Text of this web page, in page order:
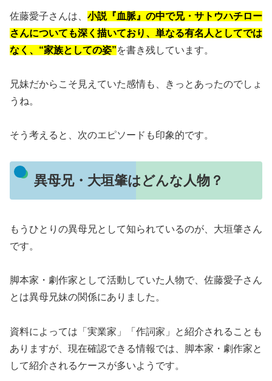
佐藤愛子さんは、 小説『血脈』の中で兄・サトウハチロー
さんについても深く描いており、単なる有名人としてでは
なく、“家族としての姿”を書き残しています。
兄妹だからこそ見えていた感情も、きっとあったのでしょ
うね。
そう考えると、次のエピソードも印象的です。
異母兄・大垣肇はどんな人物？
もうひとりの異母兄として知られているのが、大垣肇さん
です。
脚本家・劇作家として活動していた人物で、佐藤愛子さん
とは異母兄妹の関係にありました。
資料によっては「実業家」「作詞家」と紹介されることも
ありますが、現在確認できる情報では、脚本家・劇作家と
して紹介されるケースが多いようです。